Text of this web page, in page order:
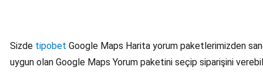
Sizde tipobet Google Maps Harita yorum paketlerimizden
uygun olan Google Maps Yorum paketini seçip siparişini